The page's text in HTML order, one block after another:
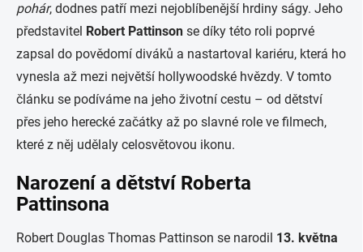
pohár, dodnes patří mezi nejoblíbenější hrdiny ságy. Jeho
představitel Robert Pattinson se díky této roli poprvé
zapsal do povědomí diváků a nastartoval kariéru, která ho
vynesla až mezi největší hollywoodské hvězdy. V tomto
článku se podíváme na jeho životní cestu – od dětství
přes jeho herecké začátky až po slavné role ve filmech,
které z něj udělaly celosvětovou ikonu.
Narození a dětství Roberta
Pattinsona
Robert Douglas Thomas Pattinson se narodil 13. května